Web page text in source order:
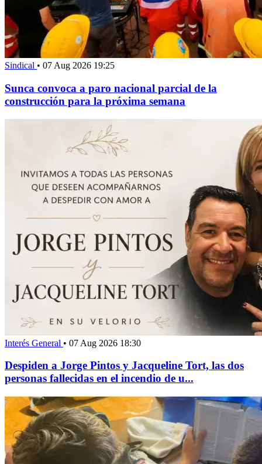
Sindical • 07 Aug 2026 19:25
Sunca convoca a paro nacional parcial de la
construcción para la próxima semana
Interés General • 07 Aug 2026 18:30
Despiden a Jorge Pintos y Jacqueline Tort, las dos
personas fallecidas en el incendio de u...